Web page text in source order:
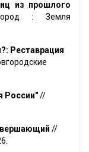
из прошлого
: Земля
Реставрация
России"//
//